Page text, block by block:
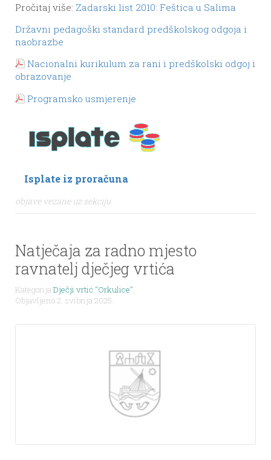
Pročitaj više: Zadarski list 2010: Feštica u Salima
Državni pedagoški standard predškolskog odgoja i
naobrazbe
Nacionalni kurikulum za rani i predškolski odgoj i
obrazovanje
Programsko usmjerenje
Isplate iz proračuna
objave vezane uz sekciju
Natječaja za radno mjesto
ravnatelj dječjeg vrtića
KategorijaDječji vrtić "Orkulice",
Objavljeno 2. svibnja 2025.